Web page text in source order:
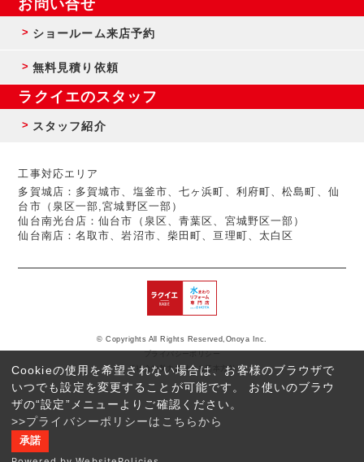
Cookieの使用を希望されない場合は、お客様のブラウザで
いつでも設定を変更することが可能です。 お使いのブラウ
ザの“設定”メニューよりご確認ください。
>>プライバシーポリシーはこちらから
承諾
反社会的勢力に対する基本方針
© Copyrights All Rights Reserved,Onoya Inc.
お問い合せ
ショールーム来店予約
無料見積り依頼
ラクイエのスタッフ
スタッフ紹介
工事対応エリア
多賀城店：多賀城市、塩釜市、七ヶ浜町、利府町、松島町、仙
台市（泉区一部,宮城野区一部）
仙台南光台店：仙台市（泉区、青葉区、宮城野区一部）
仙台南店：名取市、岩沼市、柴田町、亘理町、太白区